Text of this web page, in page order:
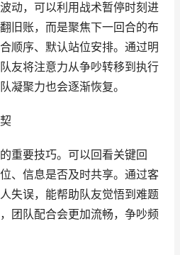
动，可以利用战术暂停时刻进
旧账，而是聚焦下一回合的布
顺序、默认站位安排。通过明
友将注意力从争吵转移到执行
凝聚力也会逐渐恢复。
重要技巧。可以回看关键回
、信息是否及时共享。通过客
失误，能帮助队友觉悟到难题
团队配合会更加流畅，争吵频